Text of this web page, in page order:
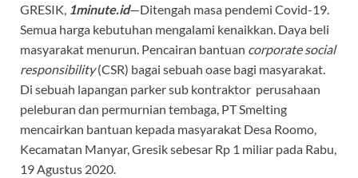
GRESIK, 1minute.id—Ditengah masa pendemi Covid-19.
Semua harga kebutuhan mengalami kenaikkan. Daya beli
masyarakat menurun. Pencairan bantuan corporate social
responsibility(CSR) bagai sebuah oase bagi masyarakat.
Di sebuah lapangan parker sub kontraktor perusahaan
peleburan dan permurnian tembaga, PT Smelting
mencairkan bantuan kepada masyarakat Desa Roomo,
Kecamatan Manyar, Gresik sebesar Rp 1 miliar pada Rabu,
19 Agustus 2020.